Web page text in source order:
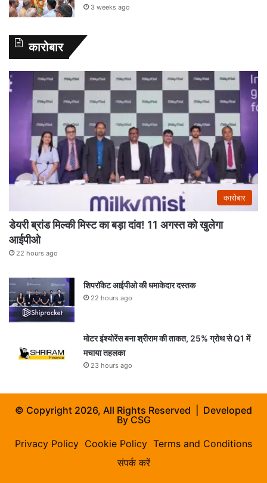
3 weeks ago
कारोबार
कारोबार
डेयरी ब्रांड मिल्की मिस्ट का बड़ा दांव! 11 अगस्त को खुलेगा
आईपीओ
22 hours ago
शिपरॉकेट आईपीओ की धमाकेदार दस्तक
22 hours ago
मोटर इंश्योरेंस बना श्रीराम की ताकत, 25% ग्रोथ से Q1 में
मचाया तहलका
23 hours ago
© Copyright 2026, All Rights Reserved | Developed
ByCSG
Privacy Policy Cookie Policy Terms and Conditions
संपर्क करें